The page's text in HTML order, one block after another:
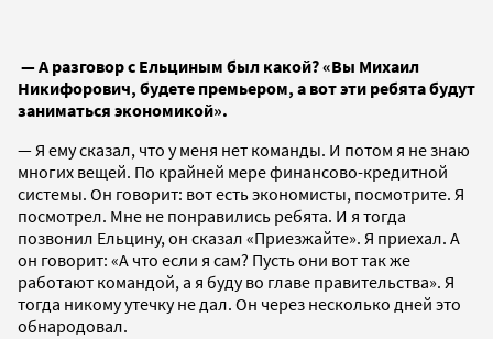
— А разговор с Ельциным был какой? «Вы Михаил
Никифорович, будете премьером, а вот эти ребята будут
заниматься экономикой».
— Я ему сказал, что у меня нет команды. И потом я не знаю
многих вещей. По крайней мере финансово-кредитной
системы. Он говорит: вот есть экономисты, посмотрите. Я
посмотрел. Мне не понравились ребята. И я тогда
позвонил Ельцину, он сказал «Приезжайте». Я приехал. А
он говорит: «А что если я сам? Пусть они вот так же
работают командой, а я буду во главе правительства». Я
тогда никому утечку не дал. Он через несколько дней это
обнародовал.